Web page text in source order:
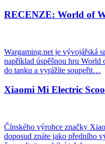
RECENZE: World of
Wargaming.net je vývojářská
například úspěšnou hru World
do tanku a vyrážíte soupeřit…
Xiaomi Mi Electric
Čínského výrobce značky
doposud znáte jako předního